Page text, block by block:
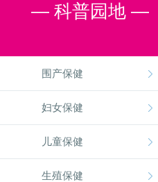
— 科普园地 —
围产保健
妇女保健
儿童保健
生殖保健